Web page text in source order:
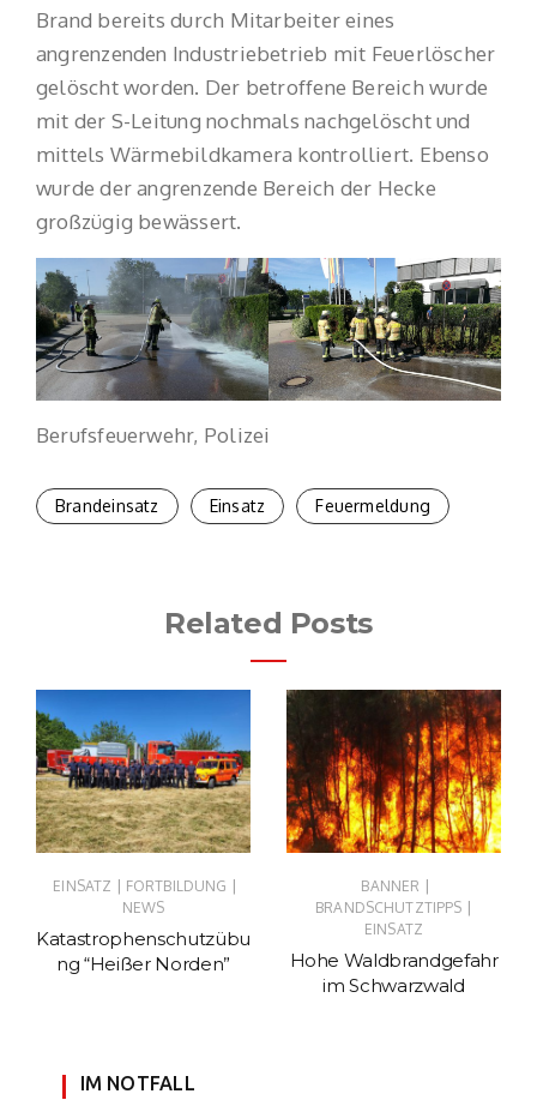
Brand bereits durch Mitarbeiter eines
angrenzenden Industriebetrieb mit Feuerlöscher
gelöscht worden. Der betroffene Bereich wurde
mit der S-Leitung nochmals nachgelöscht und
mittels Wärmebildkamera kontrolliert. Ebenso
wurde der angrenzende Bereich der Hecke
großzügig bewässert.
Berufsfeuerwehr, Polizei
Brandeinsatz Einsatz Feuermeldung
Related Posts
EINSATZ | FORTBILDUNG |
NEWS
Katastrophenschutzübu
ng “Heißer Norden”
BANNER |
BRANDSCHUTZTIPPS |
EINSATZ
Hohe Waldbrandgefahr
im Schwarzwald
IM NOTFALL